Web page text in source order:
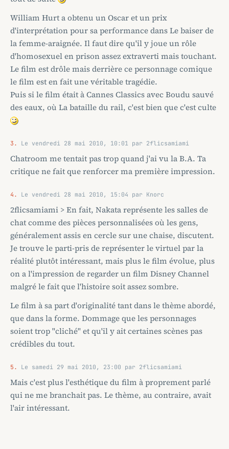
William Hurt a obtenu un Oscar et un prix
d'interprétation pour sa performance dans Le baiser de
la femme-araignée. Il faut dire qu'il y joue un rôle
d'homosexuel en prison assez extraverti mais touchant.
Le film est drôle mais derrière ce personnage comique
le film est en fait une véritable tragédie.
Puis si le film était à Cannes Classics avec Boudu sauvé
des eaux, où La bataille du rail, c'est bien que c'est culte
3. Le vendredi 28 mai 2010, 10:01 par 2flicsamiami
Chatroom me tentait pas trop quand j'ai vu la B.A. Ta
critique ne fait que renforcer ma première impression.
4. Le vendredi 28 mai 2010, 15:04 par Knorc
2flicsamiami > En fait, Nakata représente les salles de
chat comme des pièces personnalisées où les gens,
généralement assis en cercle sur une chaise, discutent.
Je trouve le parti-pris de représenter le virtuel par la
réalité plutôt intéressant, mais plus le film évolue, plus
on a l'impression de regarder un film Disney Channel
malgré le fait que l'histoire soit assez sombre.
Le film à sa part d'originalité tant dans le thème abordé,
que dans la forme. Dommage que les personnages
soient trop "cliché" et qu'il y ait certaines scènes pas
crédibles du tout.
5. Le samedi 29 mai 2010, 23:00 par 2flicsamiami
Mais c'est plus l'esthétique du film à proprement parlé
qui ne me branchait pas. Le thème, au contraire, avait
l'air intéressant.